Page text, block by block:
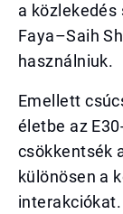
a közlekedés
Faya–Saih
használniuk.
Emellett
életbe az
csökkentsék
különösen a
interakciókat.